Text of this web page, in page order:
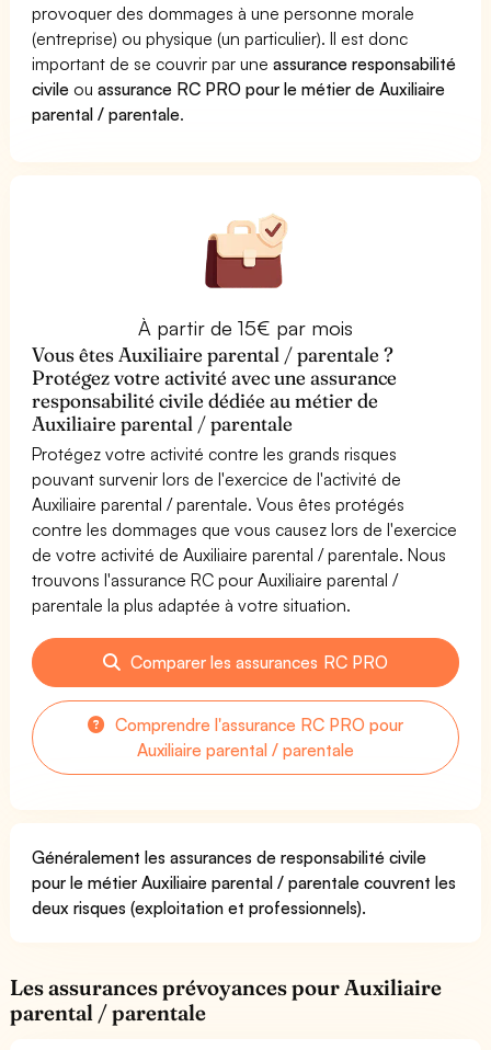
provoquer des dommages à une personne morale
(entreprise) ou physique (un particulier). Il est donc
important de se couvrir par uneassurance responsabilité
civile ouassurance RC PRO pour le métier de Auxiliaire
parental / parentale.
À partir de 15€ par mois
Vous êtes Auxiliaire parental / parentale ?
Protégez votre activité avec une assurance
responsabilité civile dédiée au métier de
Auxiliaire parental / parentale
Protégez votre activité contre les grands risques
pouvant survenir lors de l'exercice de l'activité de
Auxiliaire parental / parentale. Vous êtes protégés
contre les dommages que vous causez lors de l'exercice
de votre activité de Auxiliaire parental / parentale. Nous
trouvons l'assurance RC pour Auxiliaire parental /
parentale la plus adaptée à votre situation.
Comparer les assurances RC PRO
Comprendre l'assurance RC PRO pour
Auxiliaire parental / parentale
Généralement les assurances de responsabilité civile
pour le métier Auxiliaire parental / parentale couvrent les
deux risques (exploitation et professionnels).
Les assurances prévoyances pour Auxiliaire
parental / parentale